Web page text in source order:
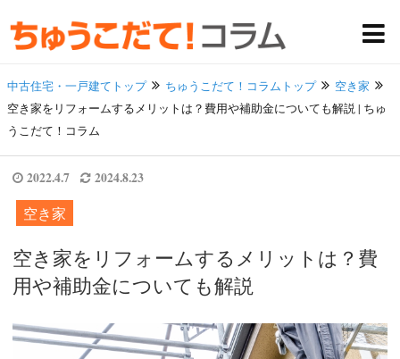
中古住宅・一戸建てトップ ちゅうこだて！コラムトップ
空き家
空き家をリフォームするメリットは？費用や補助金についても解説 | ちゅ
うこだて！コラム
2022.4.7 2024.8.23
空き家
空き家をリフォームするメリットは？費
用や補助金についても解説